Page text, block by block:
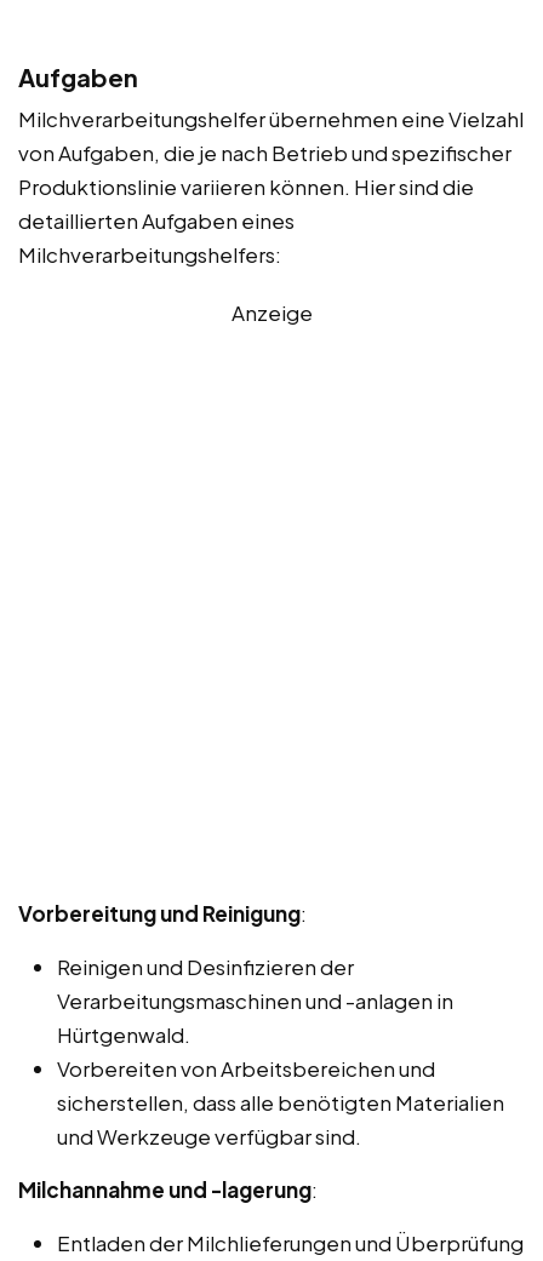
Aufgaben
Milchverarbeitungshelfer übernehmen eine Vielzahl
von Aufgaben, die je nach Betrieb und spezifischer
Produktionslinie variieren können. Hier sind die
detaillierten Aufgaben eines
Milchverarbeitungshelfers:
Anzeige
Vorbereitung und Reinigung:
Reinigen und Desinfizieren der
Verarbeitungsmaschinen und -anlagen in
Hürtgenwald.
Vorbereiten von Arbeitsbereichen und
sicherstellen, dass alle benötigten Materialien
und Werkzeuge verfügbar sind.
Milchannahme und -lagerung:
Entladen der Milchlieferungen und Überprüfung